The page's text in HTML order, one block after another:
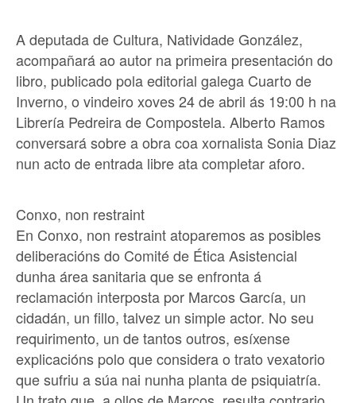
A deputada de Cultura, Natividade González,
acompañará ao autor na primeira presentación do
libro, publicado pola editorial galega Cuarto de
Inverno, o vindeiro xoves 24 de abril ás 19:00 h na
Librería Pedreira de Compostela. Alberto Ramos
conversará sobre a obra coa xornalista Sonia Diaz
nun acto de entrada libre ata completar aforo.
Conxo, non restraint
En Conxo, non restraint atoparemos as posibles
deliberacións do Comité de Ética Asistencial
dunha área sanitaria que se enfronta á
reclamación interposta por Marcos García, un
cidadán, un fillo, talvez un simple actor. No seu
requirimento, un de tantos outros, esíxense
explicacións polo que considera o trato vexatorio
que sufriu a súa nai nunha planta de psiquiatría.